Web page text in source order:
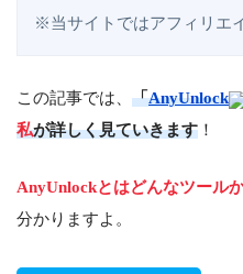
※当サイトではアフィリエ
この記事では、 「AnyUnlock
私が詳しく見ていきます ！
AnyUnlockとはどんなツール
分かりますよ。